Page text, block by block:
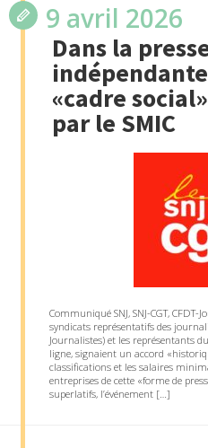
9 avril 2026
Dans la
«cadre
par le SMIC
Communiqué SNJ, SNJ-CGT,
syndicats représentatifs des
Journalistes) et les représentants
ligne, signaient un accord
classifications et les salaires
entreprises de cette «forme de
superlatifs, l’événement […]